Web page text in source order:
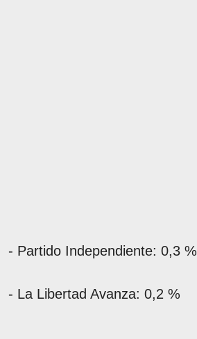
- Partido Independiente: 0,3 %
- La Libertad Avanza: 0,2 %